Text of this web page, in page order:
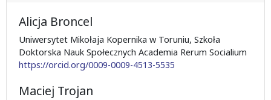
Alicja Broncel
Uniwersytet Mikołaja Kopernika w Toruniu, Szkoła
Doktorska Nauk Społecznych Academia Rerum Socialium
https://orcid.org/0009-0009-4513-5535
Maciej Trojan